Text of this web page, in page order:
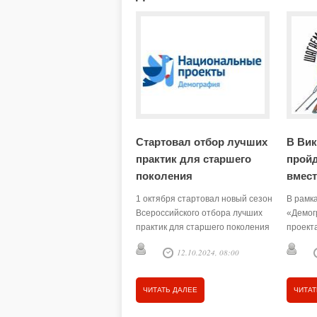
Стартовал отбор лучших
практик для старшего
поколения
1 октября стартовал новый сезон
Всероссийского отбора лучших
практик для старшего поколения
(Активное долголетие – 2024),
организованный АНО
труда и социальной защиты
12.10.2024, 08:00
ЧИТАТЬ ДАЛЕЕ
В
В
1